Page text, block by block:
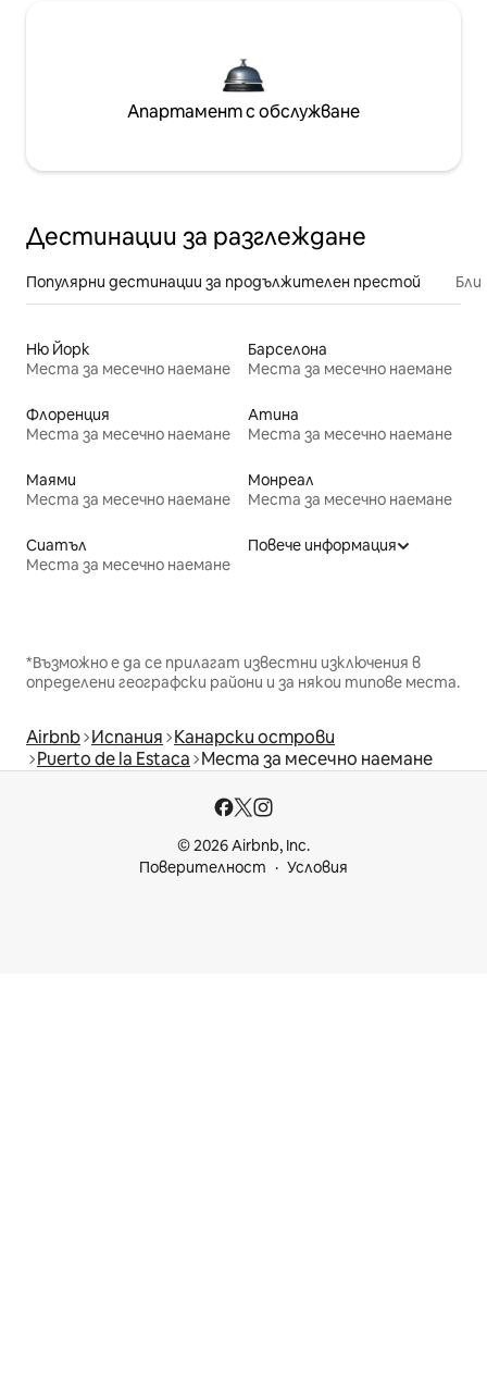
Апартамент с обслужване
Дестинации за разглеждане
Популярни дестинации за продължителен престой
Ню Йорк
Места за месечно наемане
Барселона
Места за месечно наемане
Флоренция
Места за месечно наемане
Атина
Места за месечно наемане
Маями
Места за месечно наемане
Монреал
Места за месечно наемане
Сиатъл
Места за месечно наемане
Повече информация
*Възможно е да се прилагат известни изключения в
определени географски райони и за някои типове места.
Airbnb Испания Канарски острови
Puerto de la Estaca Места за месечно наемане
© 2026 Airbnb, Inc.
Поверителност
Условия